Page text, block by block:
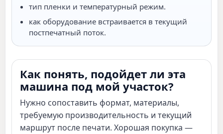
тип пленки и температурный режим.
как оборудование встраивается в текущий
постпечатный поток.
Как понять, подойдет ли эта
машина под мой участок?
Нужно сопоставить формат, материалы,
требуемую производительность и текущий
маршрут после печати. Хорошая покупка —